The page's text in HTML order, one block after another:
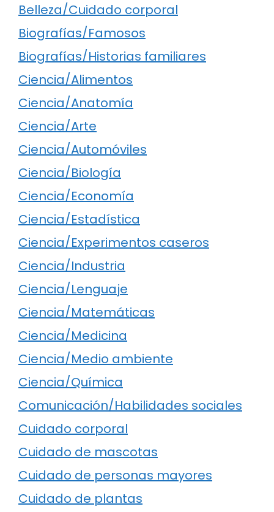
Belleza/Cuidado corporal
Biografías/Famosos
Biografías/Historias familiares
Ciencia/Alimentos
Ciencia/Anatomía
Ciencia/Arte
Ciencia/Automóviles
Ciencia/Biología
Ciencia/Economía
Ciencia/Estadística
Ciencia/Experimentos caseros
Ciencia/Industria
Ciencia/Lenguaje
Ciencia/Matemáticas
Ciencia/Medicina
Ciencia/Medio ambiente
Ciencia/Química
Comunicación/Habilidades sociales
Cuidado corporal
Cuidado de mascotas
Cuidado de personas mayores
Cuidado de plantas